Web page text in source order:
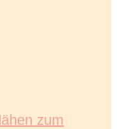
zum